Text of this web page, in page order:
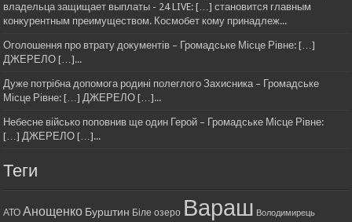
владельца защищает выплаты - 24 LIVE: […] становится главным
конкурентным преимуществом. Космобет кому принадлеж...
Оголошення про втрату документів – Громадське Місце Рівне: […]
ДЖЕРЕЛО […]...
Дуже потрібна допомога родині полеглого Захисника – Громадське
Місце Рівне: […] ДЖЕРЕЛО […]...
Небесне військо поповнив ще один Герой – Громадське Місце Рівне:
[…] ДЖЕРЕЛО […]...
Теги
АТО Анощенко Бурштин Біле озеро Вараш Володимирець